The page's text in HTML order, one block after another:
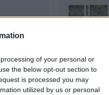
of your personal or
the below opt-out section to
is processed you may
utilized by us or personal